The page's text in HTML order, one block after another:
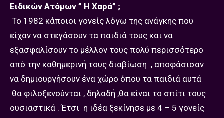
Ειδικών Ατόμων ” Η Χαρά” ;
Το 1982 κάποιοι γονείς λόγω της ανάγκης που
είχαν να στεγάσουν τα παιδιά τους και να
εξασφαλίσουν το μέλλον τους πολύ περισσότερο
από την καθημερινή τους διαβίωση , αποφάσισαν
να δημιουργήσουν ένα χώρο όπου τα παιδιά αυτά
θα φιλοξενούνται , δηλαδή ,θα είναι το σπίτι τους
ουσιαστικά . Έτσι η ιδέα ξεκίνησε με 4 – 5 γονείς